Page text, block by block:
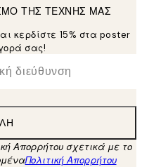
ΤΗΣ ΤΕΧΝΗΣ ΜΑΣ
κερδίστε 15% στα poster
σας!
Απορρήτου σχετικά με το
Πολιτική Απορρήτου